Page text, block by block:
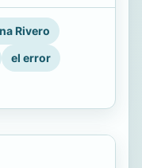
Rivero
el error